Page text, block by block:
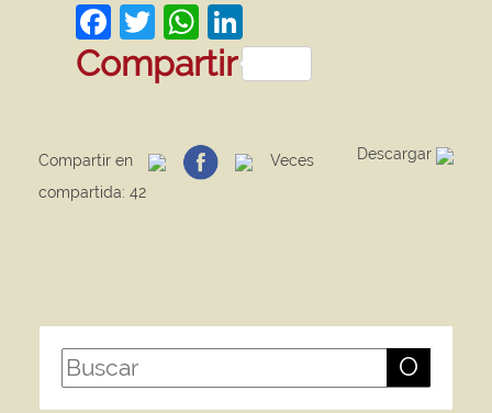
Facebook
TwitterWhatsApp
Compartir
Compartir en Descargar
Veces
compartida: 42
O